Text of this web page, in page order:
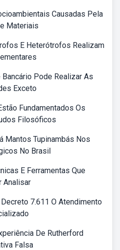
Causadas Pela
Materiais
E Heterótrofos Realizam
Pode Realizar As
Exceto
Fundamentados Os
Filosóficos
Mantos Tupinambás Nos
No Brasil
E Ferramentas Que
Analisar
7.611 O Atendimento
De Rutherford
Falsa